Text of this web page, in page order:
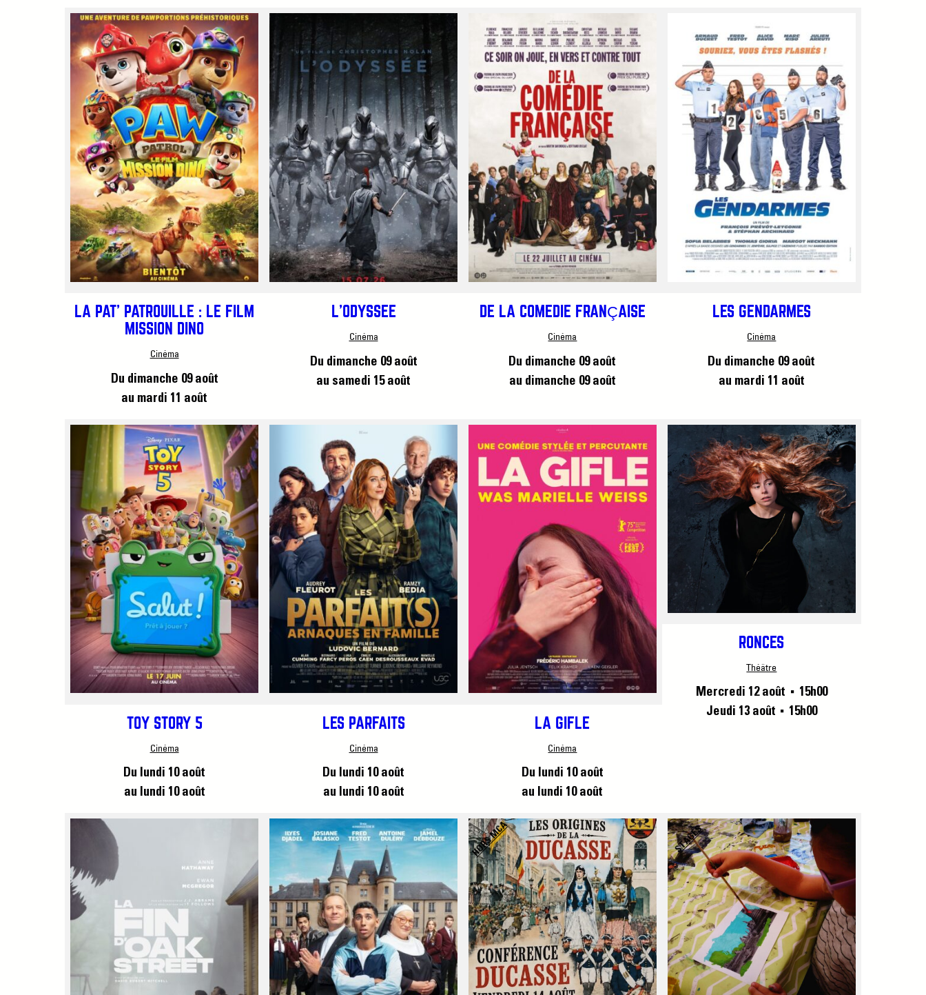
LA PAT’ PATROUILLE : LE FILM
MISSION DINO
Cinéma
Du dimanche 09 août
au mardi 11 août
L’ODYSSÉE
Cinéma
Du dimanche 09 août
au samedi 15 août
DE LA COMÉDIE FRANÇAISE
Cinéma
Du dimanche 09 août
au dimanche 09 août
LES GENDARMES
Cinéma
Du dimanche 09 août
au mardi 11 août
TOY STORY 5
Cinéma
Du lundi 10 août
au lundi 10 août
LES PARFAITS
Cinéma
Du lundi 10 août
au lundi 10 août
LA GIFLE
Cinéma
Du lundi 10 août
au lundi 10 août
RONCES
Théâtre
Mercredi 12 août ■
15h00
Jeudi 13 août
■ 15h00
HORS MCA STAGES